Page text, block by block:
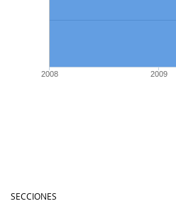
2008 2009
SECCIONES